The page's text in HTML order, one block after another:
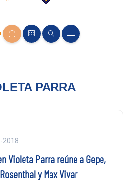
PARRA
2018
Violeta Parra reúne a Gepe,
y Max Vivar